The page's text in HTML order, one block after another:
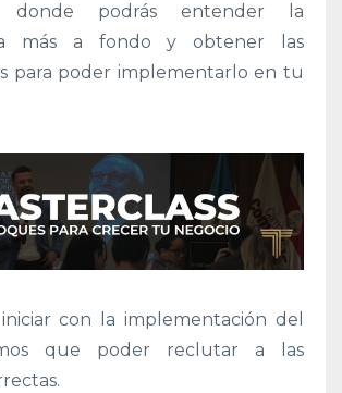
donde podrás entender la
más a fondo y obtener las
para poder implementarlo en tu
con la implementación del
que poder reclutar a las